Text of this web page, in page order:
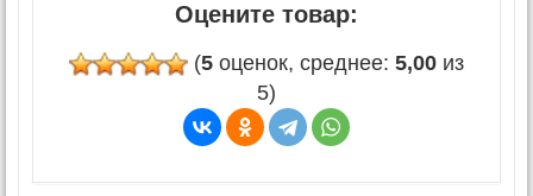
Оцените товар:
(5 оценок, среднее: 5,00 из
5)